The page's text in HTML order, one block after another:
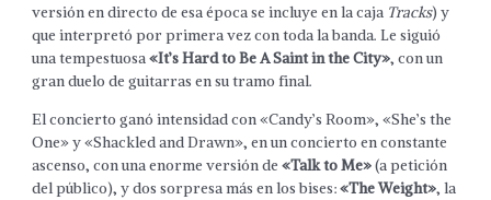
versión en directo de esa época se incluye en la caja Tracks) y
que interpretó por primera vez con toda la banda. Le siguió
una tempestuosa«It’s Hard to Be A Saint in the City», con un
gran duelo de guitarras en su tramo final.
El concierto ganó intensidad con «Candy’s Room», «She’s the
One» y «Shackled and Drawn», en un concierto en constante
ascenso, con una enorme versión de«Talk to Me»(a petición
del público), y dos sorpresa más en los bises:«The Weight», la